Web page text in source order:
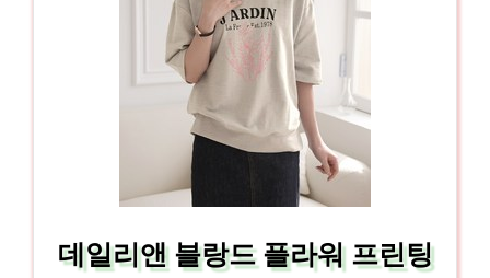
데일리앤 블랑드 플라워 프린팅